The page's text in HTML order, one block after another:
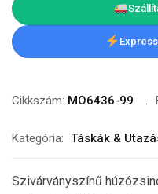
Cikkszám: MO6436-99
Kategória: Táskák &
Szivárványszínű